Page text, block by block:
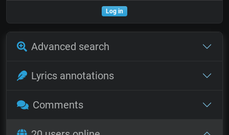
Log in
Advanced search
Lyrics annotations
Comments